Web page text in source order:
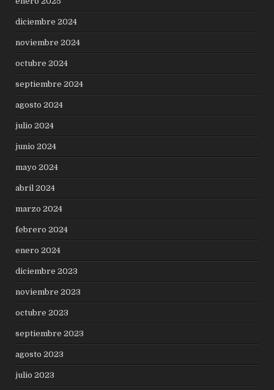
diciembre 2024
noviembre 2024
octubre 2024
septiembre 2024
agosto 2024
julio 2024
junio 2024
mayo 2024
abril 2024
marzo 2024
febrero 2024
enero 2024
diciembre 2023
noviembre 2023
octubre 2023
septiembre 2023
agosto 2023
julio 2023